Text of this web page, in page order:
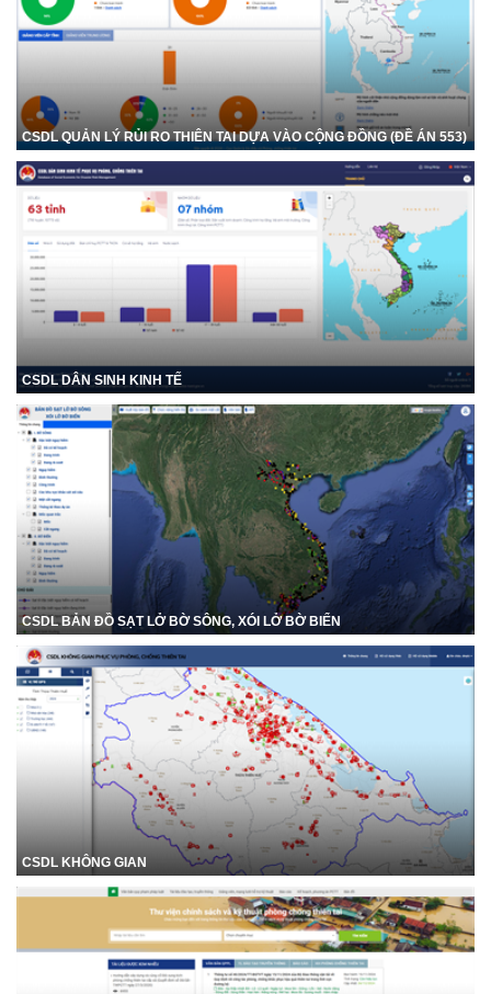
CSDL QUẢN LÝ RỦI RO THIÊN TAI DỰA VÀO CỘNG ĐỒNG (ĐỀ ÁN 553)
CSDL DÂN SINH KINH TẾ
CSDL BẢN ĐỒ SẠT LỞ BỜ SÔNG, XÓI LỞ BỜ BIỂN
CSDL KHÔNG GIAN